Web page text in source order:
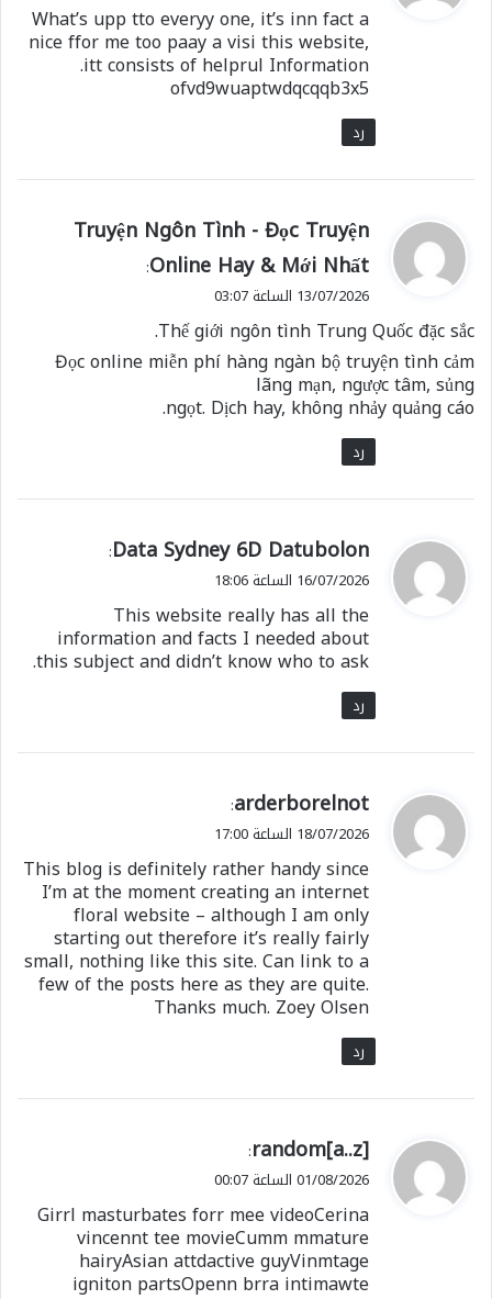
ل
What’s upp tto everyy one, it’s inn fact a
nice ffor me too paay a visi this website,
itt consists of helprul Information.
ofvd9wuaptwdqcqqb3x5
رد
ي
ق
و
ل
Truyện Ngôn Tình - Đọc Truyện
Online Hay & Mới Nhất
:
13/07/2026 الساعة 03:07
Thế giới ngôn tình Trung Quốc đặc sắc.
Đọc online miễn phí hàng ngàn bộ truyện tình cảm
lãng mạn, ngược tâm, sủng
ngọt. Dịch hay, không nhảy quảng cáo.
رد
ي
ق
ل
Data Sydney 6D Datubolon
:
16/07/2026 الساعة 18:06
This website really has all the
information and facts I needed about
this subject and didn’t know who to ask.
رد
ي
ق
ل
arderborelnot
:
18/07/2026 الساعة 17:00
This blog is definitely rather handy since
I’m at the moment creating an internet
floral website – although I am only
starting out therefore it’s really fairly
small, nothing like this site. Can link to a
few of the posts here as they are quite.
Thanks much. Zoey Olsen
رد
ي
ق
ل
random[a..z]
:
01/08/2026 الساعة 00:07
Girrl masturbates forr mee videoCerina
vincennt tee movieCumm mmature
hairyAsian attdactive guyVinmtage
igniton partsOpenn brra intimawte